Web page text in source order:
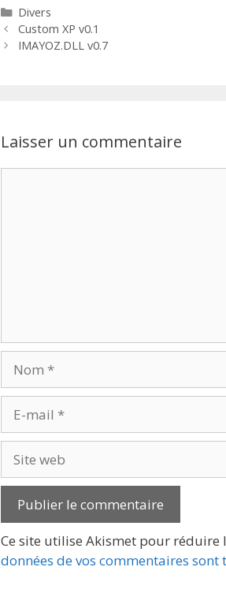
Catégories
Divers
Custom XP v0.1
IMAYOZ.DLL v0.7
Laisser un commentaire
mail
web
Ce site utilise Akismet pour réduire
données de vos commentaires sont